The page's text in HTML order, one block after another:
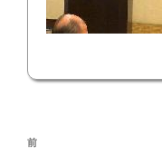
投
前
前